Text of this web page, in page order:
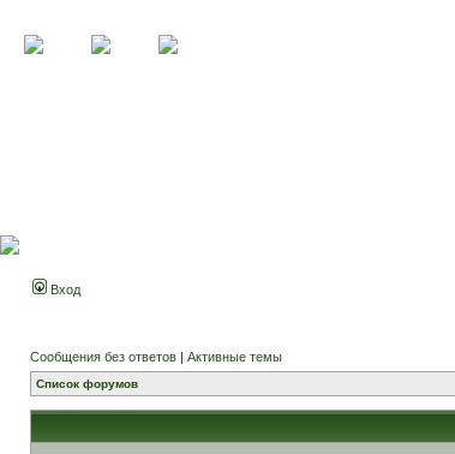
Вход
Сообщения без ответов | Активные темы
Список форумов